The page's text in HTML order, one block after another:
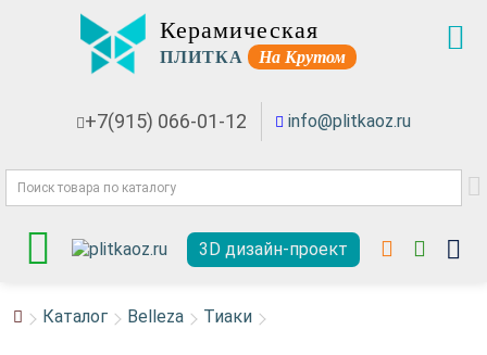
Керамическая
ПЛИТКА На Крутом
+7(915) 066-01-12 info@plitkaoz.ru
3D дизайн-проект
Каталог Belleza Тиаки